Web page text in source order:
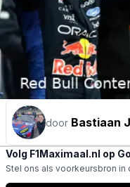
door Bastiaan
Volg F1Maximaal.nl op
Stel ons als voorkeursbron